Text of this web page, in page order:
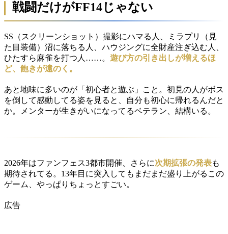
戦闘だけがFF14じゃない
SS（スクリーンショット）撮影にハマる人、ミラプリ（見
た目装備）沼に落ちる人、ハウジングに全財産注ぎ込む人、
ひたすら麻雀を打つ人……。 遊び方の引き出しが増えるほ
ど、飽きが遠のく。
あと地味に多いのが「初心者と遊ぶ」こと。初見の人がボス
を倒して感動してる姿を見ると、自分も初心に帰れるんだと
か。メンターが生きがいになってるベテラン、結構いる。
2026年はファンフェス3都市開催、さらに次期拡張の発表も
期待されてる。13年目に突入してもまだまだ盛り上がるこの
ゲーム、やっぱりちょっとすごい。
広告